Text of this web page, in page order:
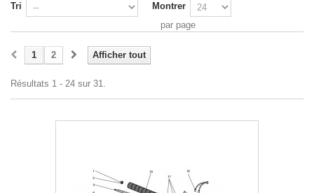
Tri
Montrer
par page
Afficher tout
1 2
Résultats 1 - 24 sur 31.